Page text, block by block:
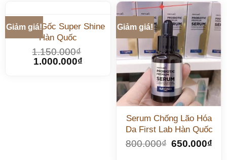
Giảm giá!
Tế Bào Gốc Super Shine
Hàn Quốc
1.150.000₫
1.000.000₫
Giảm giá!
Serum Chống Lão Hóa
Da First Lab Hàn Quốc
800.000₫ 650.000₫